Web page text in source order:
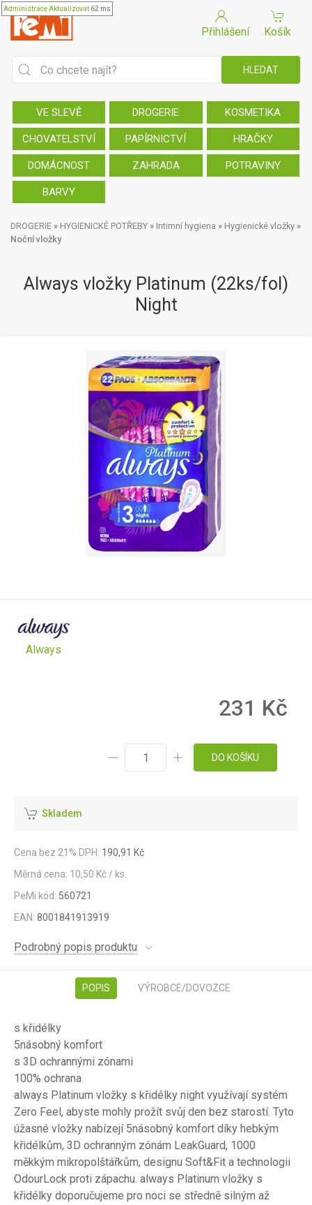
AdministraceAktualizovat 62 ms
Přihlášení Košík
VE SLEVĚ DROGERIE KOSMETIKA
CHOVATELSTVÍ PAPÍRNICTVÍ HRAČKY
DOMÁCNOST ZAHRADA POTRAVINY
BARVY
DROGERIE » HYGIENICKÉ POTŘEBY » Intimní hygiena » Hygienické vložky »
Noční vložky
Always vložky Platinum (22ks/fol)
Night
Always
231 Kč
DO KOŠÍKU
Skladem
Cena bez 21% DPH: 190,91 Kč
Měrná cena: 10,50 Kč / ks.
PeMi kód: 560721
EAN: 8001841913919
Podrobný popis produktu
POPIS VÝROBCE/DOVOZCE
s křidélky
5násobný komfort
s 3D ochrannými zónami
100% ochrana
always Platinum vložky s křidélky night využívají systém
Zero Feel, abyste mohly prožít svůj den bez starostí. Tyto
úžasné vložky nabízejí 5násobný komfort díky hebkým
křidélkům, 3D ochranným zónám LeakGuard, 1000
měkkým mikropolštářkům, designu Soft&Fit a technologii
OdourLock proti zápachu. always Platinum vložky s
křidélky doporučujeme pro noci se středně silným až